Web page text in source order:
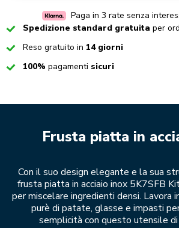
Paga in 3 rate senza
CheckedSpedizione standard gratuita per
CheckedReso gratuito in 14 giorni
Checked
100% pagamenti sicuri
Frusta piatta in
Con il suo design elegante e la sua
frusta piatta in acciaio inox 5K7SFB
per miscelare ingredienti densi. Lavora
purè di patate, glasse e impasti
semplicità con questo utensile